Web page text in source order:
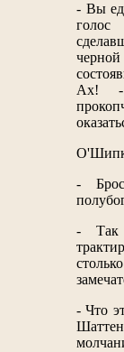
- Вы
голос
Ах! -
-
- Так
- Что